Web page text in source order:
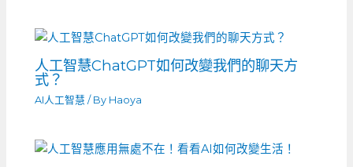
人工智慧ChatGPT如何改變我們的聊天方
式？
AI人工智慧 / By Haoya